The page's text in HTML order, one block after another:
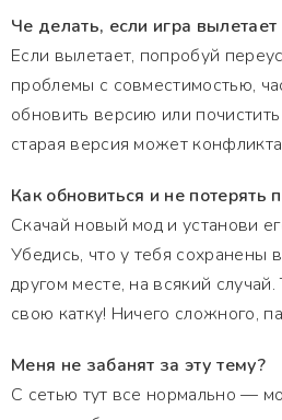
Че делать, если игра вылетает
Если вылетает, попробуй
проблемы с совместимостью,
обновить версию или
старая версия может
Как обновиться и не потерять
Скачай новый мод и установи
Убедись, что у тебя сохранены
другом месте, на всякий
свою катку! Ничего сложного,
Меня не забанят за эту тему?
С сетью тут все нормально —